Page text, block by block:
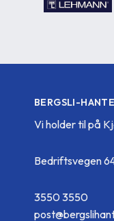
BERGSLI-
Vi holder til på
Bedriftsvegen
3550 3550